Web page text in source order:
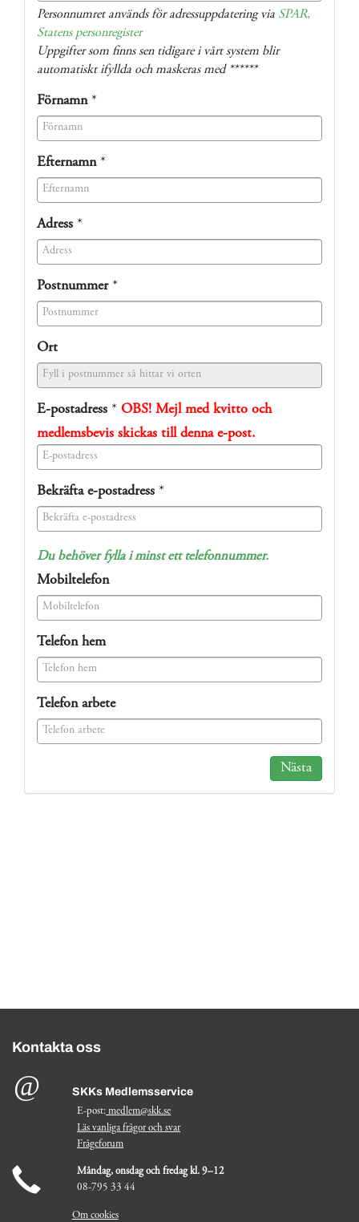
(success)
Personnumret används för adressuppdatering via SPAR,
Statens personregister
Uppgifter som finns sen tidigare i vårt system blir
automatiskt ifyllda och maskeras med ******
Förnamn*
Efternamn*
Adress *
Postnummer*
Ort
E-postadress * OBS! Mejl med kvitto och
medlemsbevis skickas till denna e-post.
Bekräfta e-postadress *
Du behöver fylla i minst ett telefonnummer.
Mobiltelefon
Telefon hem
Telefon arbete
Nästa
Kontakta oss
SKKs Medlemsservice
E-post: medlem@skk.se
Läs vanliga frågor och svar
Frågeforum
Måndag, onsdag och fredag kl. 9–12
08-795 33 44
Om cookies